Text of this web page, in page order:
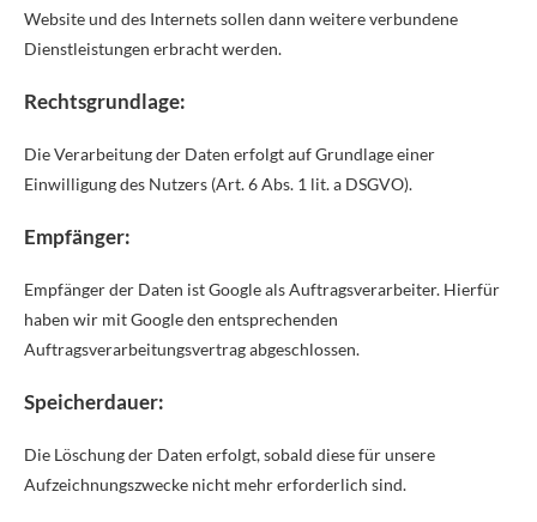
Website und des Internets sollen dann weitere verbundene
Dienstleistungen erbracht werden.
Rechtsgrundlage:
Die Verarbeitung der Daten erfolgt auf Grundlage einer
Einwilligung des Nutzers (Art. 6 Abs. 1 lit. a DSGVO).
Empfänger:
Empfänger der Daten ist Google als Auftragsverarbeiter. Hierfür
haben wir mit Google den entsprechenden
Auftragsverarbeitungsvertrag abgeschlossen.
Speicherdauer:
Die Löschung der Daten erfolgt, sobald diese für unsere
Aufzeichnungszwecke nicht mehr erforderlich sind.